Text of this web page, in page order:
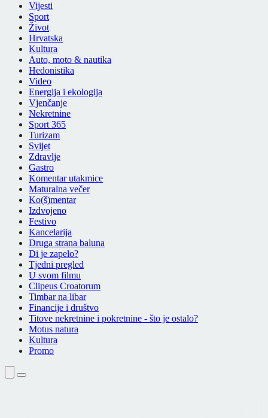
Vijesti
Sport
Život
Hrvatska
Kultura
Auto, moto & nautika
Hedonistika
Video
Energija i ekologija
Vjenčanje
Nekretnine
Sport 365
Turizam
Svijet
Zdravlje
Gastro
Komentar utakmice
Maturalna večer
Ko(š)mentar
Izdvojeno
Festivo
Kancelarija
Druga strana baluna
Di je zapelo?
Tjedni pregled
U svom filmu
Clipeus Croatorum
Timbar na libar
Financije i društvo
Titove nekretnine i pokretnine - što je ostalo?
Motus natura
Kultura
Promo